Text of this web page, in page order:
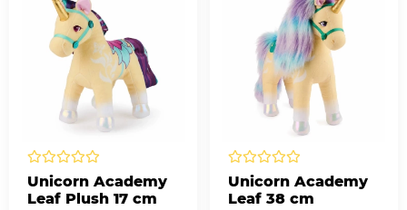
Unicorn Academy
Leaf Plush 17 cm
Unicorn Academy
Leaf 38 cm